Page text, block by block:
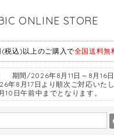
ONLINE STORE
税込)以上のご購入で全国送料無
期間/2026年8月11日～8月16
年8月17日より順次ご対応いた
日午前中までとなります。